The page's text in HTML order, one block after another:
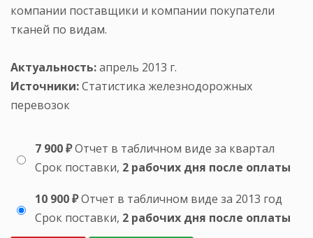
компании поставщики и компании покупатели
тканей по видам.
Актуальность:апрель 2013 г.
Источники:Статистика железнодорожных
перевозок
7 900 ₽Отчет в табличном виде за квартал
Срок поставки, 2 рабочих дня после оплаты
10 900 ₽Отчет в табличном виде за 2013 год
Срок поставки, 2 рабочих дня после оплаты